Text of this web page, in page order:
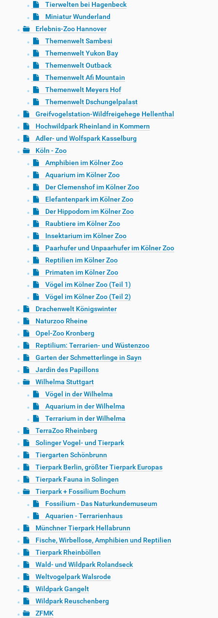
Tierwelten bei Hagenbeck
Miniatur Wunderland
Erlebnis-Zoo Hannover
Themenwelt Sambesi
Themenwelt Yukon Bay
Themenwelt Outback
Themenwelt Afi Mountain
Themenwelt Meyers Hof
Themenwelt Dschungelpalast
Greifvogelstation-Wildfreigehege Hellenthal
Hochwildpark Rheinland in Kommern
Adler- und Wolfspark Kasselburg
Köln - Zoo
Amphibien im Kölner Zoo
Aquarium im Kölner Zoo
Der Clemenshof im Kölner Zoo
Elefantenpark im Kölner Zoo
Der Hippodom im Kölner Zoo
Raubtiere im Kölner Zoo
Insektarium im Kölner Zoo
Paarhufer und Unpaarhufer im Kölner Zoo
Reptilien im Kölner Zoo
Primaten im Kölner Zoo
Vögel im Kölner Zoo (Teil 1)
Vögel im Kölner Zoo (Teil 2)
Drachenwelt Königswinter
Naturzoo Rheine
Opel-Zoo Kronberg
Reptilium: Terrarien- und Wüstenzoo
Garten der Schmetterlinge in Sayn
Jardin des Papillons
Wilhelma Stuttgart
Vögel in der Wilhelma
Aquarium in der Wilhelma
Terrarium in der Wilhelma
TerraZoo Rheinberg
Solinger Vogel- und Tierpark
Tiergarten Schönbrunn
Tierpark Berlin, größter Tierpark Europas
Tierpark Fauna in Solingen
Tierpark + Fossilium Bochum
Fossilium - Das Naturkundemuseum
Aquarien - Terrarienhaus
Münchner Tierpark Hellabrunn
Fische, Wirbellose, Amphibien und Reptilien
Tierpark Rheinböllen
Wald- und Wildpark Rolandseck
Weltvogelpark Walsrode
Wildpark Gangelt
Wildpark Reuschenberg
ZFMK